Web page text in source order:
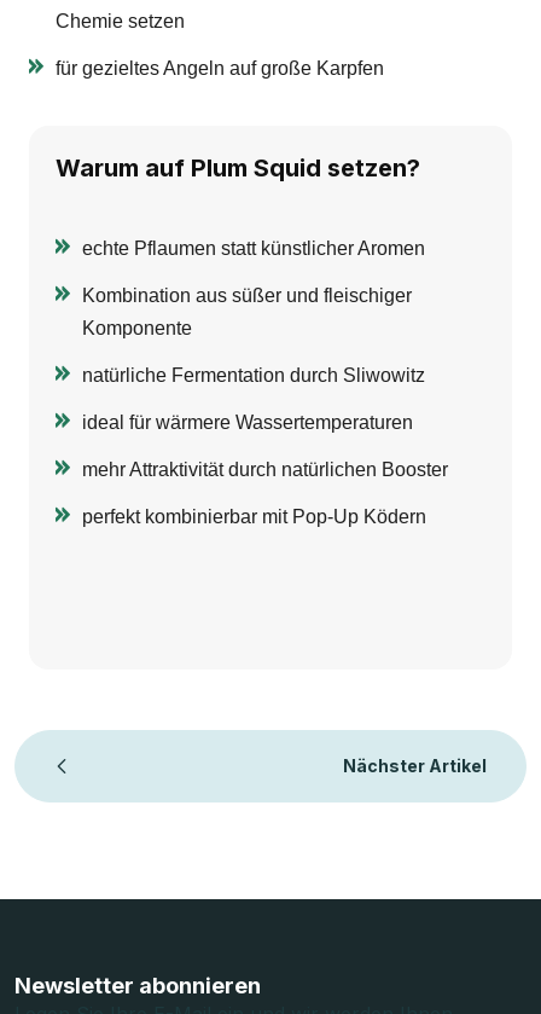
Chemie setzen
für gezieltes Angeln auf große Karpfen
Warum auf Plum Squid setzen?
echte Pflaumen statt künstlicher Aromen
Kombination aus süßer und fleischiger
Komponente
natürliche Fermentation durch Sliwowitz
ideal für wärmere Wassertemperaturen
mehr Attraktivität durch natürlichen Booster
perfekt kombinierbar mit Pop-Up Ködern
Nächster Artikel
Newsletter abonnieren